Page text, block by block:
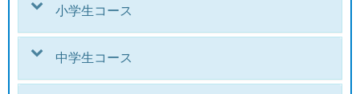
小学生コース
中学生コース